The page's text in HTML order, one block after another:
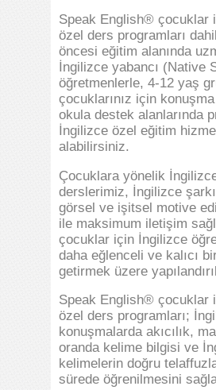
Speak English® çocuklar
özel ders programları
öncesi eğitim alanında
İngilizce yabancı (Native
öğretmenlerle, 4-12 yaş
çocuklarınız için
okula destek alanlarında
İngilizce özel eğitim
alabilirsiniz.
Çocuklara yönelik
derslerimiz, İngilizce
görsel ve işitsel motive
ile maksimum iletişim
çocuklar için İngilizce
daha eğlenceli ve kalıcı
getirmek üzere
Speak English® çocuklar
özel ders programları;
konuşmalarda akıcılık,
oranda kelime bilgisi ve
kelimelerin doğru
sürede öğrenilmesini